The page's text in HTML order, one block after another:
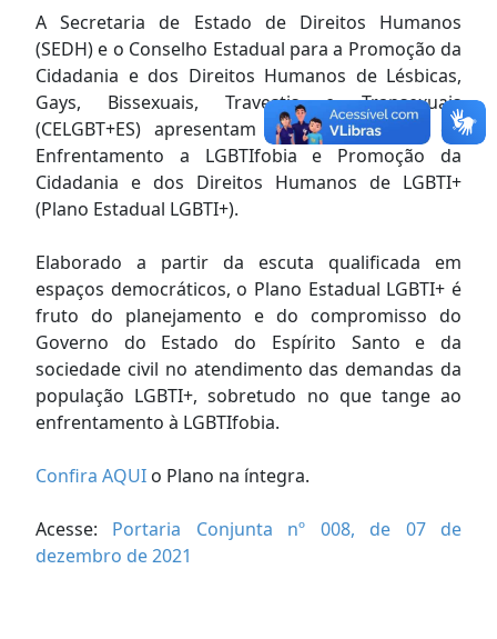
A Secretaria de Estado de Direitos Humanos
(SEDH) e o Conselho Estadual para a Promoção da
Cidadania e dos Direitos Humanos de Lésbicas,
Gays, Bissexuais, Travestis e Transexuais
(CELGBT+ES) apresentam o Plano Estadual de
Enfrentamento a LGBTIfobia e Promoção da
Cidadania e dos Direitos Humanos de LGBTI+
(Plano Estadual LGBTI+).
Elaborado a partir da escuta qualificada em
espaços democráticos, o Plano Estadual LGBTI+ é
fruto do planejamento e do compromisso do
Governo do Estado do Espírito Santo e da
sociedade civil no atendimento das demandas da
população LGBTI+, sobretudo no que tange ao
enfrentamento à LGBTIfobia.
Confira AQUI o Plano na íntegra.
Acesse: Portaria Conjunta nº 008, de 07 de
dezembro de 2021